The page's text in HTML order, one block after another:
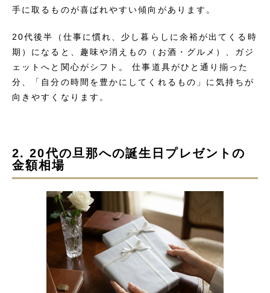
手に取るものが喜ばれやすい傾向があります。
20代後半（仕事に慣れ、少し暮らしに余裕が出てくる時
期）になると、趣味や消えもの（お酒・グルメ）、ガジ
ェットへと関心がシフト。 仕事道具がひと通り揃った
分、「自分の時間を豊かにしてくれるもの」に気持ちが
向きやすくなります。
2. 20代の旦那への誕生日プレゼントの
金額相場